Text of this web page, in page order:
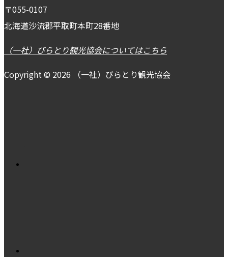
〒055-0107
北海道沙流郡平取町本町28番地
（一社）びらとり観光協会についてはこちら
Copyright © 2026 （一社）びらとり観光協会